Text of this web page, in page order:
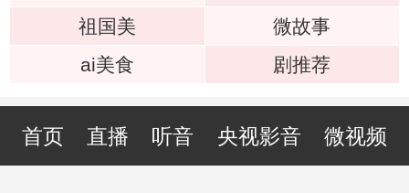
祖国美
微故事
ai美食
剧推荐
首页 直播 听音 央视影音 微视频